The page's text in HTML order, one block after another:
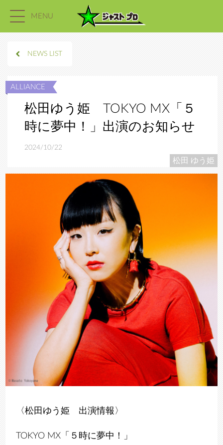
MENU
NEWS LIST
松田ゆう姫 TOKYO MX「５
時に夢中！」出演のお知らせ
2024/10/22
松田 ゆう姫
〈松田ゆう姫 出演情報〉
TOKYO MX「５時に夢中！」